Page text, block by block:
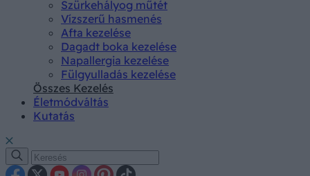
Szürkehályog műtét
Vízszerű hasmenés
Afta kezelése
Dagadt boka kezelése
Napallergia kezelése
Fülgyulladás kezelése
Összes Kezelés
Életmódváltás
Kutatás